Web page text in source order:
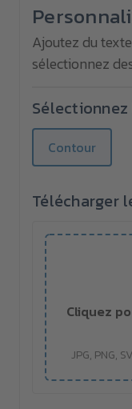
isotherme
en
inox
recyclé
RCS
300
ml
en
inox
RCS
300
ml
Ajoutez du
sélectionnez
Contour
Télécharger
Cliquez
JPG, PNG,